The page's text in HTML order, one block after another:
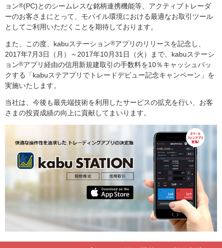
ョン®(PC)とのシームレスな銘柄連携機能等、アクティブトレーダ
ーのお客さまにとって、モバイル環境における最適なお取引ツール
としてご利用いただくことを期待しております。
また、この度、kabuステーション®アプリのリリースを記念し、
2017年7月3日（月）～2017年10月31日（火）まで、kabuステーシ
ョン®アプリ経由の信用新規建取引の手数料を10％キャッシュバッ
クする「kabuステアプリでトレードデビュー記念キャンペーン」を
実施いたします。
当社は、今後も最先端技術を利用したサービスの拡充を行い、お客
さまの投資成績の向上に貢献してまいります。